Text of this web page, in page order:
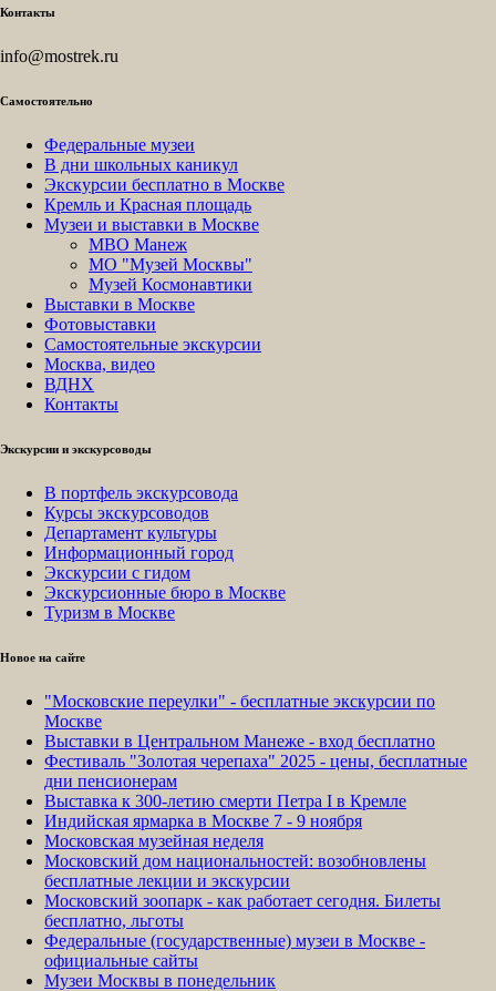
Контакты
info@mostrek.ru
Самостоятельно
Федеральные музеи
В дни школьных каникул
Экскурсии бесплатно в Москве
Кремль и Красная площадь
Музеи и выставки в Москве
МВО Манеж
МО "Музей Москвы"
Музей Космонавтики
Выставки в Москве
Фотовыставки
Самостоятельные экскурсии
Москва, видео
ВДНХ
Контакты
Экскурсии и экскурсоводы
В портфель экскурсовода
Курсы экскурсоводов
Департамент культуры
Информационный город
Экскурсии с гидом
Экскурсионные бюро в Москве
Туризм в Москве
Новое на сайте
"Московские переулки" - бесплатные экскурсии по
Москве
Выставки в Центральном Манеже - вход бесплатно
Фестиваль "Золотая черепаха" 2025 - цены, бесплатные
дни пенсионерам
Выставка к 300-летию смерти Петра I в Кремле
Индийская ярмарка в Москве 7 - 9 ноября
Московская музейная неделя
Московский дом национальностей: возобновлены
бесплатные лекции и экскурсии
Московский зоопарк - как работает сегодня. Билеты
бесплатно, льготы
Федеральные (государственные) музеи в Москве -
официальные сайты
Музеи Москвы в понедельник